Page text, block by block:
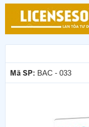
Mã SP: BAC - 033